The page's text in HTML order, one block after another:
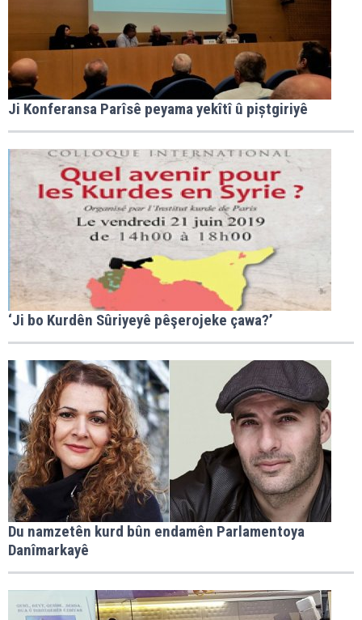
Ji Konferansa Parîsê peyama yekîtî û piștgiriyê
‘Ji bo Kurdên Sûriyeyê pêşerojeke çawa?’
Du namzetên kurd bûn endamên Parlamentoya
Danîmarkayê